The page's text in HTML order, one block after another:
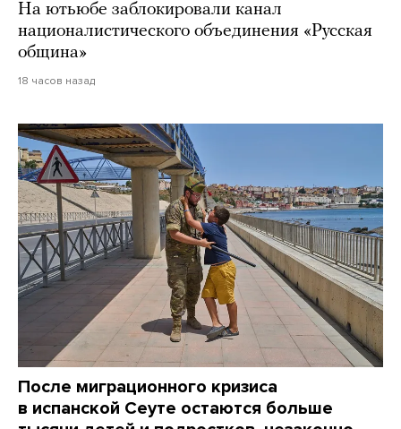
На ютьюбе заблокировали канал
националистического объединения «Русская
община»
18 часов назад
После миграционного кризиса
в испанской Сеуте остаются больше